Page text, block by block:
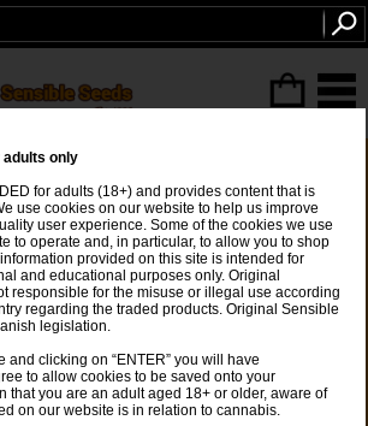
aanbiedingen
voor Cannabiszaden bij Original
Seeds bieden we je geweldige
exclusieve promoties op
je nu op zoek bent naar
gemakkelijk te kwekenautoflower-
variëteiten, deze pagina is jouw
onverslaanbare deals.
aanbiedingen omvatten
only
for adults (18+) and provides content that is
use cookies on our website to help us improve
user experience. Some of the cookies we use
to operate and, in particular, to allow you to shop
provided on this site is intended for
and educational purposes only. Original
responsible for the misuse or illegal use according
regarding the traded products. Original Sensible
legislation.
and clicking on “ENTER” you will have
to allow cookies to be saved onto your
that you are an adult aged 18+ or older, aware of
on our website is in relation to cannabis.